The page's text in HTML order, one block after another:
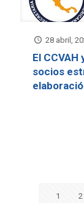
28 abril,
El CCVAH
socios
1 2